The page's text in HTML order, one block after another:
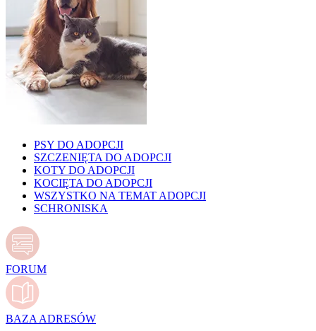
PSY DO ADOPCJI
SZCZENIĘTA DO ADOPCJI
KOTY DO ADOPCJI
KOCIĘTA DO ADOPCJI
WSZYSTKO NA TEMAT ADOPCJI
SCHRONISKA
FORUM
BAZA ADRESÓW